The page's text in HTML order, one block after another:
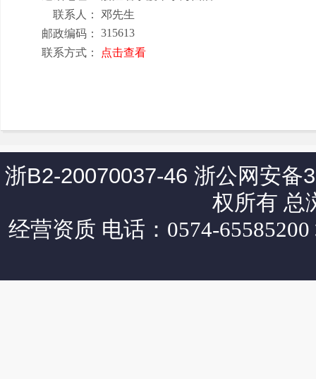
联系人：
邓先生
邮政编码：
315613
联系方式：
点击查看
浙B2-20070037-46 浙公网安备
权所有 总
经营资质 电话：0574-